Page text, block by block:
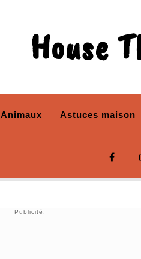
House
Animaux Astuces maison
Publicité: